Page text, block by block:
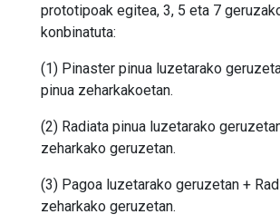
prototipoak egitea, 3, 5 eta 7
konbinatuta:
(1) Pinaster pinua luzetarako
pinua zeharkakoetan.
(2) Radiata pinua luzetarako
zeharkako geruzetan.
(3) Pagoa luzetarako geruzetan +
zeharkako geruzetan.